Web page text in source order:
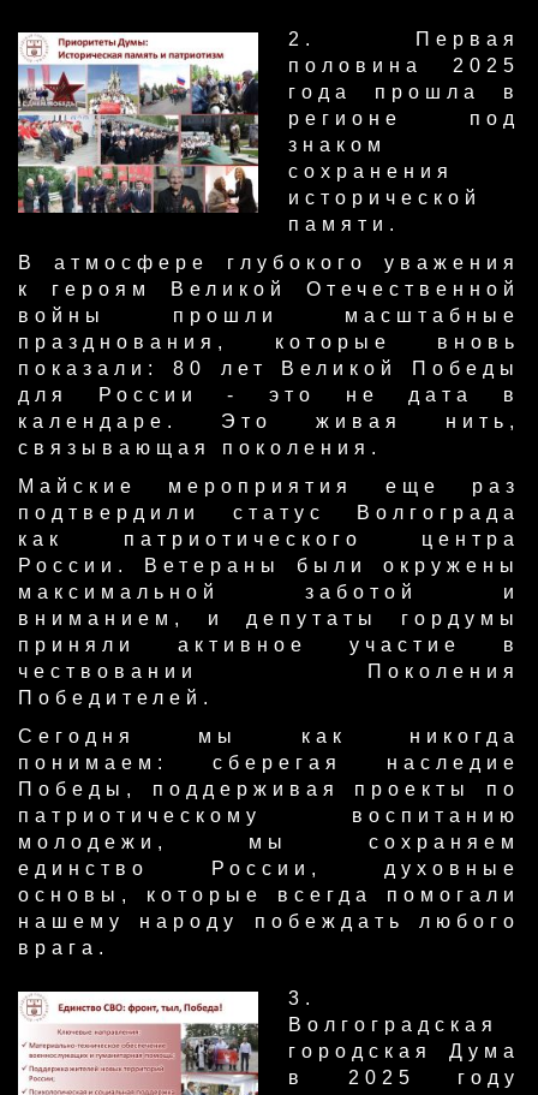
2. Первая
половина 2025
года прошла в
регионе под
знаком
сохранения
исторической
памяти.
В атмосфере глубокого уважения
к героям Великой Отечественной
войны прошли масштабные
празднования, которые вновь
показали: 80 лет Великой Победы
для России - это не дата в
календаре. Это живая нить,
связывающая поколения.
Майские мероприятия еще раз
подтвердили статус Волгограда
как патриотического центра
России. Ветераны были окружены
максимальной заботой и
вниманием, и депутаты гордумы
приняли активное участие в
чествовании Поколения
Победителей.
Сегодня мы как никогда
понимаем: сберегая наследие
Победы, поддерживая проекты по
патриотическому воспитанию
молодежи, мы сохраняем
единство России, духовные
основы, которые всегда помогали
нашему народу побеждать любого
врага.
​3.
Волгоградская
городская Дума
в 2025 году